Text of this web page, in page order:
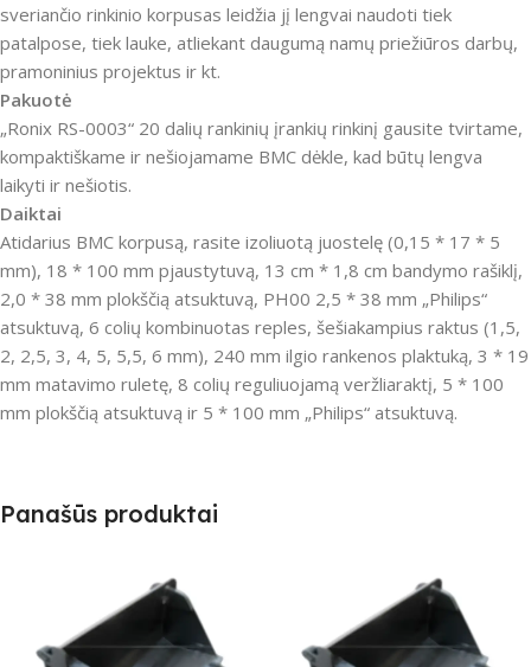
sveriančio rinkinio korpusas leidžia jį lengvai naudoti tiek
patalpose, tiek lauke, atliekant daugumą namų priežiūros darbų,
pramoninius projektus ir kt.
Pakuotė
„Ronix RS-0003“ 20 dalių rankinių įrankių rinkinį gausite tvirtame,
kompaktiškame ir nešiojamame BMC dėkle, kad būtų lengva
laikyti ir nešiotis.
Daiktai
Atidarius BMC korpusą, rasite izoliuotą juostelę (0,15 * 17 * 5
mm), 18 * 100 mm pjaustytuvą, 13 cm * 1,8 cm bandymo rašiklį,
2,0 * 38 mm plokščią atsuktuvą, PH00 2,5 * 38 mm „Philips“
atsuktuvą, 6 colių kombinuotas reples, šešiakampius raktus (1,5,
2, 2,5, 3, 4, 5, 5,5, 6 mm), 240 mm ilgio rankenos plaktuką, 3 * 19
mm matavimo ruletę, 8 colių reguliuojamą veržliaraktį, 5 * 100
mm plokščią atsuktuvą ir 5 * 100 mm „Philips“ atsuktuvą.
Panašūs produktai